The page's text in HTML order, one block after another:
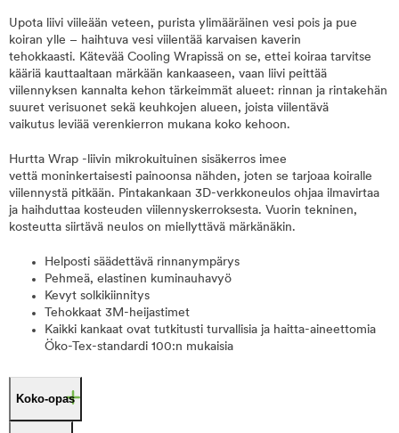
Upota liivi viileään veteen, purista ylimääräinen vesi pois ja pue
koiran ylle – haihtuva vesi viilentää karvaisen kaverin
tehokkaasti. Kätevää Cooling Wrapissä on se, ettei koiraa tarvitse
kääriä kauttaaltaan märkään kankaaseen, vaan liivi peittää
viilennyksen kannalta kehon tärkeimmät alueet: rinnan ja rintakehän
suuret verisuonet sekä keuhkojen alueen, joista viilentävä
vaikutus leviää verenkierron mukana koko kehoon.
Hurtta Wrap -liivin mikrokuituinen sisäkerros imee
vettä moninkertaisesti painoonsa nähden, joten se tarjoaa koiralle
viilennystä pitkään. Pintakankaan 3D-verkkoneulos ohjaa ilmavirtaa
ja haihduttaa kosteuden viilennyskerroksesta. Vuorin tekninen,
kosteutta siirtävä neulos on miellyttävä märkänäkin.
Helposti säädettävä rinnanympärys
Pehmeä, elastinen kuminauhavyö
Kevyt solkikiinnitys
Tehokkaat 3M-heijastimet
Kaikki kankaat ovat tutkitusti turvallisia ja haitta-aineettomia
Öko-Tex-standardi 100:n mukaisia
Koko-opas